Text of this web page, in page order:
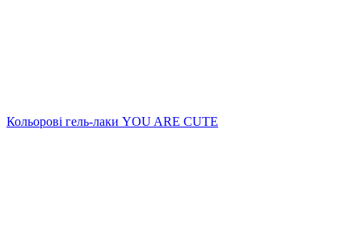
Кольорові гель-лаки YOU ARE CUTE